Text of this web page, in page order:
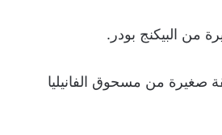
من البيكنج بودر.
صغيرة من مسحوق الفانيليا